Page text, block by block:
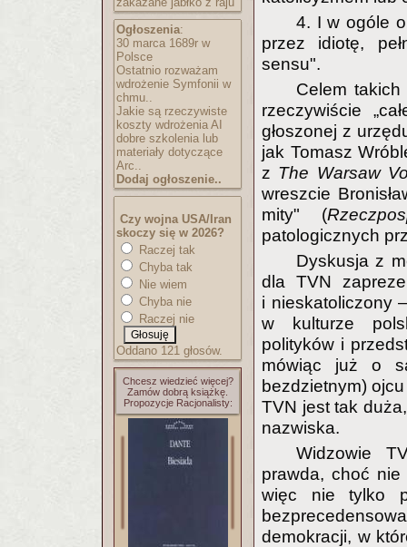
Ogłoszenia:
30 marca 1689r w
Polsce
Ostatnio rozważam
wdrożenie Symfonii w
chmu..
Jakie są rzeczywiste
koszty wdrożenia AI
dobre szkolenia lub
materiały dotyczące
Arc..
Dodaj ogłoszenie..
Czy wojna USA/Iran
skoczy się w 2026?
Raczej tak
Chyba tak
Nie wiem
Chyba nie
Raczej nie
Oddano 121 głosów.
Chcesz wiedzieć więcej?
Zamów dobrą książkę.
Propozycje Racjonalisty:
4. I w ogóle
przez idiotę,
sensu".
Celem
rzeczywiście
głoszonej z
jak Tomasz
z The Warsaw
wreszcie
mity" (
patologicznych
Dyskusja z
dla TVN
i nieskatoliczony
w kulturze
polityków i
mówiąc już o
bezdzietnym)
TVN jest tak
nazwiska.
Widzowie
prawda, choć nie
więc nie tylko
demokracji, w